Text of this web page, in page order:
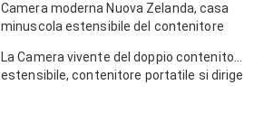
Camera moderna Nuova Zelanda, casa
minuscola estensibile del contenitore
La Camera vivente del doppio contenitore
estensibile, contenitore portatile si dirige